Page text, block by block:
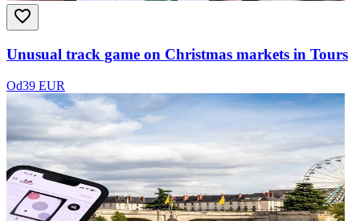
Unusual track game on Christmas markets in Tours
Od39 EUR